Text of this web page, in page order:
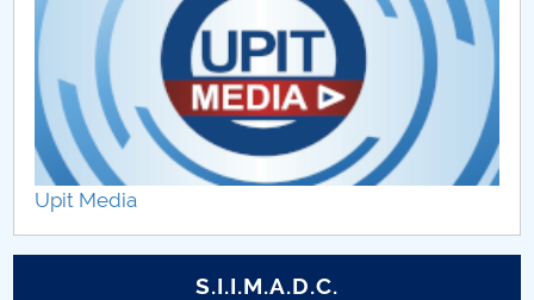
Upit Media
S.I.I.M.A.D.C.